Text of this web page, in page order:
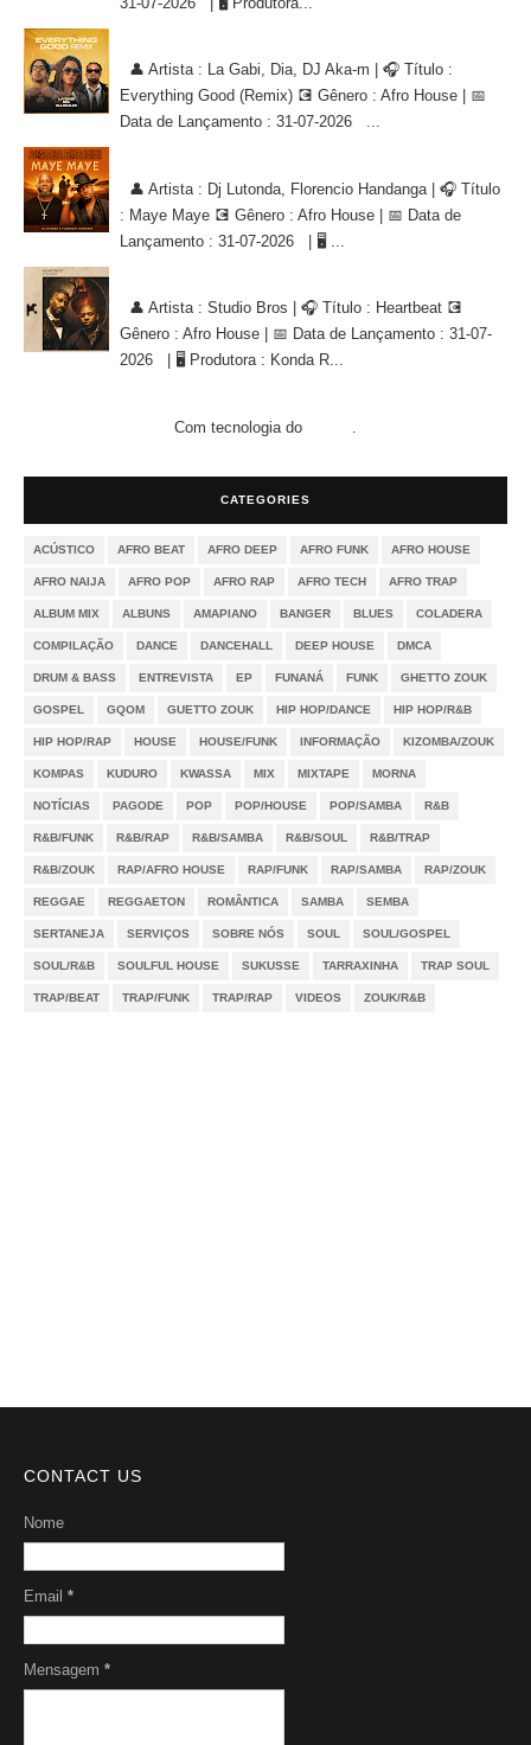
👤 Artista : La Gabi, Dia, DJ Aka-m | 🎧 Título :
Everything Good (Remix) 💽 Gênero : Afro House | 📅
Data de Lançamento : 31-07-2026 ...
👤 Artista : Dj Lutonda, Florencio Handanga | 🎧 Título
: Maye Maye 💽 Gênero : Afro House | 📅 Data de
Lançamento : 31-07-2026 | 🖥 ...
👤 Artista : Studio Bros | 🎧 Título : Heartbeat 💽
Gênero : Afro House | 📅 Data de Lançamento : 31-07-
2026 | 🖥 Produtora : Konda R...
Com tecnologia do .
CATEGORIES
ACÚSTICO AFRO BEAT AFRO DEEP AFRO FUNK AFRO HOUSE
AFRO NAIJA AFRO POP AFRO RAP AFRO TECH AFRO TRAP
ALBUM MIX ALBUNS AMAPIANO BANGER BLUES COLADERA
COMPILAÇÃO DANCE DANCEHALL DEEP HOUSE DMCA
DRUM & BASS ENTREVISTA EP FUNANÁ FUNK GHETTO ZOUK
GOSPEL GQOM GUETTO ZOUK HIP HOP/DANCE HIP HOP/R&B
HIP HOP/RAP HOUSE HOUSE/FUNK INFORMAÇÃO KIZOMBA/ZOUK
KOMPAS KUDURO KWASSA MIX MIXTAPE MORNA
NOTÍCIAS PAGODE POP POP/HOUSE POP/SAMBA R&B
R&B/FUNK R&B/RAP R&B/SAMBA R&B/SOUL R&B/TRAP
R&B/ZOUK RAP/AFRO HOUSE RAP/FUNK RAP/SAMBA RAP/ZOUK
REGGAE REGGAETON ROMÂNTICA SAMBA SEMBA
SERTANEJA SERVIÇOS SOBRE NÓS SOUL SOUL/GOSPEL
SOUL/R&B SOULFUL HOUSE SUKUSSE TARRAXINHA TRAP SOUL
TRAP/BEAT TRAP/FUNK TRAP/RAP VIDEOS ZOUK/R&B
CONTACT US
Nome
Email *
Mensagem *